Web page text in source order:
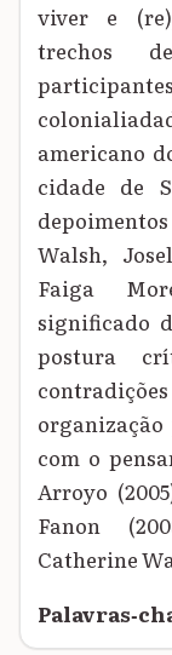
viver e
trechos
americano
cidade de
Walsh,
Faiga
significado
postura
com o
Arroyo
Fanon
Catherine